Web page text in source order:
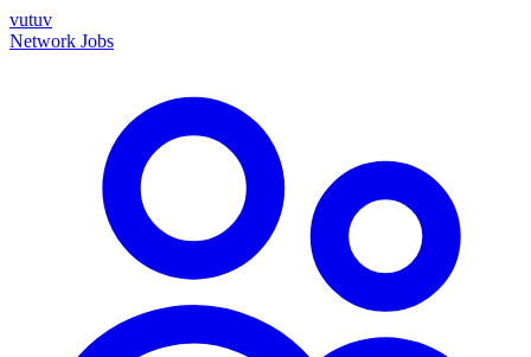
vutuv
Network Jobs